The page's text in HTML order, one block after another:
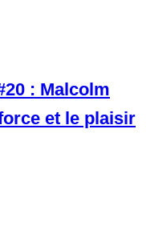
: Malcolm
et le plaisir